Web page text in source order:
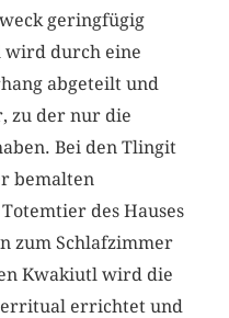
geringfügig
wird durch eine
abgeteilt und
zu der nur die
Bei den Tlingit
bemalten
des Hauses
zum Schlafzimmer
Kwakiutl wird die
errichtet und